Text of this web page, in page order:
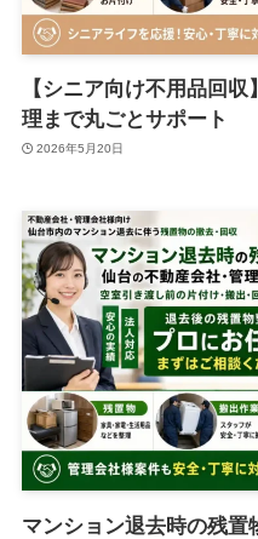
【シニア向け不用品回
理まで丸ごとサポート
2026年5月20日
マンション退去時の残置